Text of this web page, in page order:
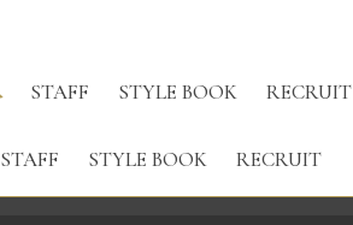
STAFF STYLE BOOK RECRUIT
STAFF STYLE BOOK RECRUIT